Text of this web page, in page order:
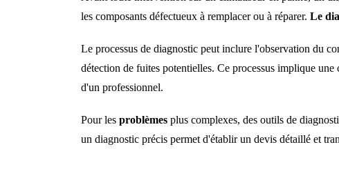
les composants défectueux à remplacer ou à réparer. Le
Le processus de diagnostic peut inclure l'observation du
détection de fuites potentielles. Ce processus implique
d'un professionnel.
Pour les problèmes plus complexes, des outils de
un diagnostic précis permet d'établir un devis détaillé et